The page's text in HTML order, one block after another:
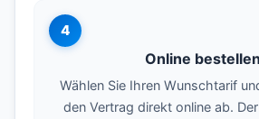
4
Online bestellen
Wählen Sie Ihren Wunschtarif
den Vertrag direkt online ab.